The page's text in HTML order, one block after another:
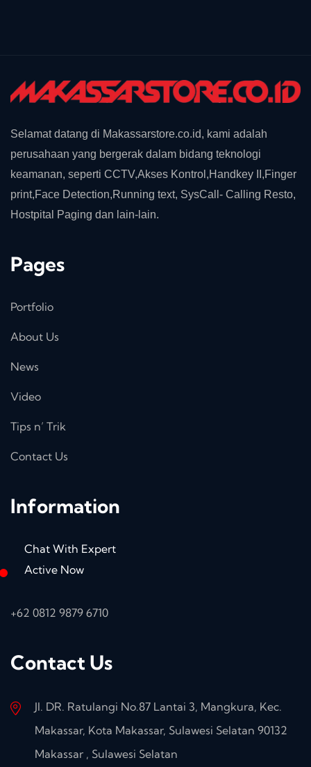
Selamat datang di Makassarstore.co.id, kami adalah
perusahaan yang bergerak dalam bidang teknologi
keamanan, seperti CCTV,Akses Kontrol,Handkey II,Finger
print,Face Detection,Running text, SysCall- Calling Resto,
Hostpital Paging dan lain-lain.
Pages
Portfolio
About Us
News
Video
Tips n’ Trik
Contact Us
Information
Chat With Expert
Active Now
+62 0812 9879 6710
Contact Us
Jl. DR. Ratulangi No.87 Lantai 3, Mangkura, Kec.
Makassar, Kota Makassar, Sulawesi Selatan 90132
Makassar , Sulawesi Selatan